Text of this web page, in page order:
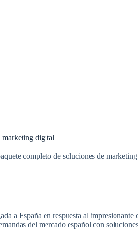
marketing digital
completo de soluciones de
a España en respuesta al
del mercado español con